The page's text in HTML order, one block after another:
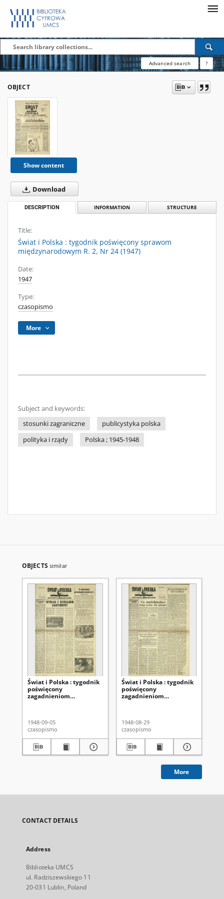
Advanced search ?
OBJECT
Show content
Download
DESCRIPTION INFORMATION STRUCTURE
Title:
Świat i Polska : tygodnik poświęcony sprawom
międzynarodowym R. 2, Nr 24 (1947)
Date:
1947
Type:
czasopismo
More
Subject and keywords:
stosunki zagraniczne
publicystyka polska
polityka i rządy
Polska ; 1945-1948
OBJECTS similar
Świat i Polska : tygodnik
poświęcony
zagadnieniom
1948-09-05
czasopismo
Świat i Polska : tygodnik
poświęcony
zagadnieniom
1948-08-29
czasopismo
More
CONTACT DETAILS
Address
Biblioteka UMCS
ul. Radziszewskiego 11
20-031 Lublin, Poland